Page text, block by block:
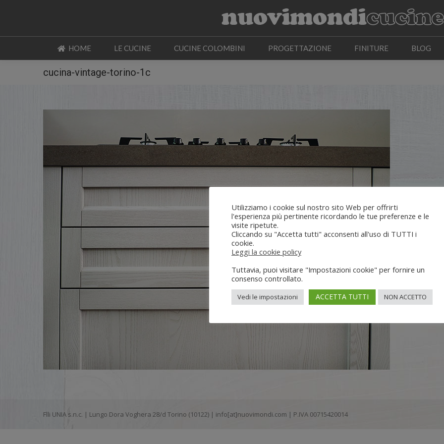
HOME LE CUCINE CUCINE COLOMBINI PROGETTAZIONE FINITURE BLOG
cucina-vintage-torino-1c
Flli UNIA s.n.c. | Lungo Dora Voghera 28/d Torino (10122) | info[at]nuovimondi.com | P.IVA 00715420014
Utilizziamo i cookie sul nostro sito Web per offrirti
l'esperienza più pertinente ricordando le tue preferenze e le
visite ripetute.
Cliccando su "Accetta tutti" acconsenti all'uso di TUTTI i
cookie.
Leggi la cookie policy
Tuttavia, puoi visitare "Impostazioni cookie" per fornire un
consenso controllato.
Vedi le impostazioni ACCETTA TUTTI NON ACCETTO
CUCINE COLOMBINI PROGETTAZIONE FINITURE BLOG